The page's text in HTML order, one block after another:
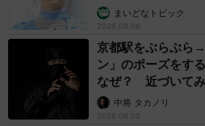
まいどなトピック
2026.08.06
京都駅をぶらぶら
ン」のポーズをす
なぜ？ 近づいて
未熟」中将 タカノリ
2026.08.06